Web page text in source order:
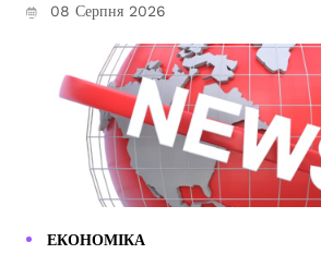
08 Серпня 2026
ЕКОНОМІКА